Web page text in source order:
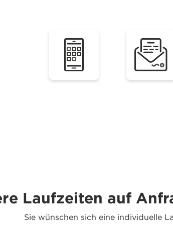
Laufzeiten auf
Sie wünschen sich eine individuelle